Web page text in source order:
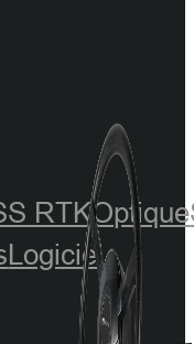
RTKOptique
Logiciel